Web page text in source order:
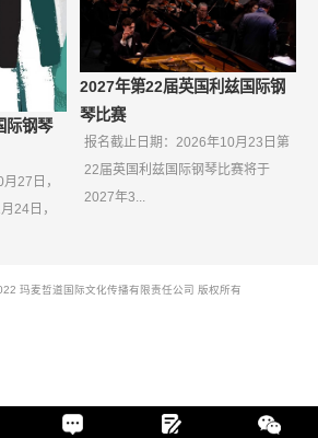
际钢琴
27日，
24日，
2027年第22届英国利兹国际钢
琴比赛
报名截止日期：2026年10月23日第
22届英国利兹国际钢琴比赛将于
2027年3...
玛麦哲道国际文化传播有限责任公司 版权所有